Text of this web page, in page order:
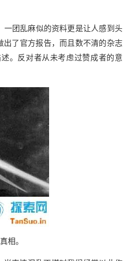
团乱麻似的资料更是让人感到头
了官方报告，而且数不清的杂志
。反对者从未考虑过赞成者的意
相。